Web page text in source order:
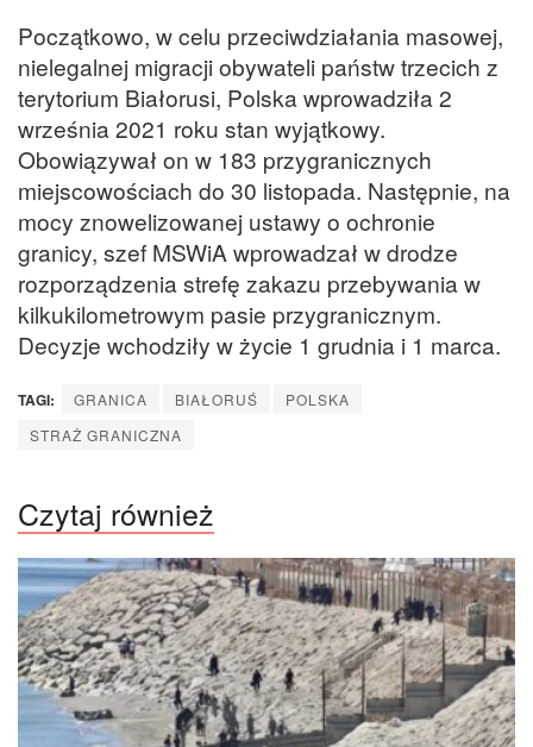
Początkowo, w celu przeciwdziałania masowej,
nielegalnej migracji obywateli państw trzecich z
terytorium Białorusi, Polska wprowadziła 2
września 2021 roku stan wyjątkowy.
Obowiązywał on w 183 przygranicznych
miejscowościach do 30 listopada. Następnie, na
mocy znowelizowanej ustawy o ochronie
granicy, szef MSWiA wprowadzał w drodze
rozporządzenia strefę zakazu przebywania w
kilkukilometrowym pasie przygranicznym.
Decyzje wchodziły w życie 1 grudnia i 1 marca.
TAGI: GRANICA BIAŁORUŚ
POLSKA
STRAŻ GRANICZNA
Czytaj również